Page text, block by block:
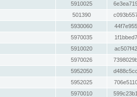
5910025
501390
5930060
5970035
5910020
5970026
5952050
5952025
5970010